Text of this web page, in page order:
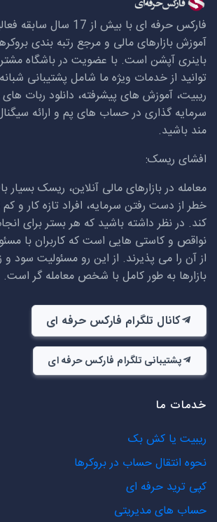
فارکس حرفه ای با بیش از
آموزش بازارهای مالی و مرجع رتبه بندی
باینری آپشن است. با عضویت در باشگاه
توانید از خدمات ویژه ما شامل پشتیبانی
ریبیت، آموزش های پیشرفته، دانلود ربات های
سرمایه گذاری در حساب های پم و ارائه
مند باشید.
افشای ریسک:
معامله در بازارهای مالی آنلاین، ریسک بسیار
خطر از دست رفتن سرمایه، افراد تازه کار و
کند. در نظر داشته باشید که هر بستر برای
نواقص و کاستی هایی است که کاربران با
از آن را می پذیرند. از این رو مسئولیت سود و
بازارها به طور کامل با شخص معامله گر است.
کانال تلگرام فارکس حرفه ای
پشتیبانی تلگرام فارکس حرفه ای
خدمات ما
ریبیت یا کش بک
نحوه انتقال حساب در بروکرها
کپی ترید حرفه ای
حساب های مدیریتی